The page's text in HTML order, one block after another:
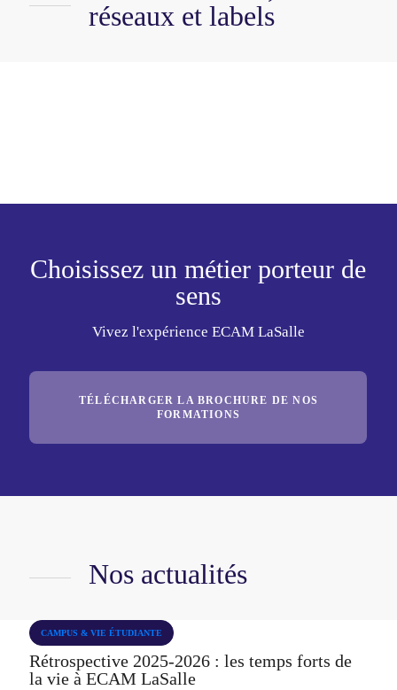
réseaux et labels
Choisissez un métier porteur de
sens
Vivez l'expérience ECAM LaSalle
TÉLÉCHARGER LA BROCHURE DE NOS
FORMATIONS
Nos actualités
CAMPUS & VIE ÉTUDIANTE
Rétrospective 2025-2026 : les temps forts de
la vie à ECAM LaSalle